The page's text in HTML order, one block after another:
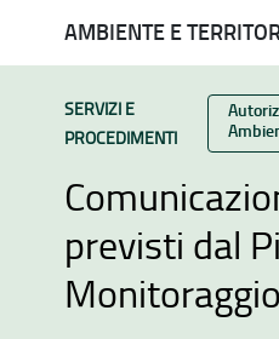
AMBIENTE E
TIPO CONTENUTO:
SERVIZI E
PROCEDIMENTI
previsti dal